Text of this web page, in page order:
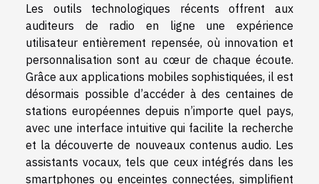
Les outils technologiques récents offrent aux
auditeurs de radio en ligne une expérience
utilisateur entièrement repensée, où innovation et
personnalisation sont au cœur de chaque écoute.
Grâce aux applications mobiles sophistiquées, il est
désormais possible d’accéder à des centaines de
stations européennes depuis n’importe quel pays,
avec une interface intuitive qui facilite la recherche
et la découverte de nouveaux contenus audio. Les
assistants vocaux, tels que ceux intégrés dans les
smartphones ou enceintes connectées, simplifient